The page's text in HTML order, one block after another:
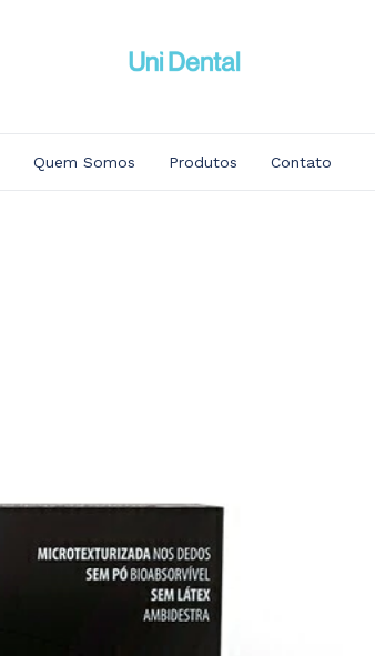
Quem Somos Produtos Contato